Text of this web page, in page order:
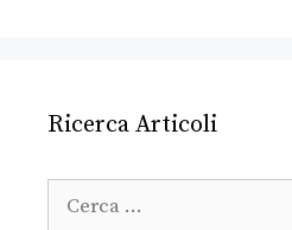
Ricerca Articoli